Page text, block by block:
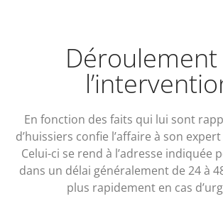
Déroulement
En fonction des faits qui lui sont
d’huissiers confie l’affaire à son
Celui-ci se rend à l’adresse indiquée
dans un délai généralement de 24 à
plus rapidement en cas